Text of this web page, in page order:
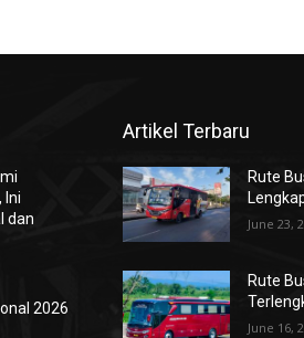
Ini
dan
2026
Artikel Terbaru
Rute
June 23,
Rute
June 16,